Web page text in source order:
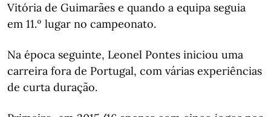
Vitória de Guimarães e quando a equipa seguia
em 11.º lugar no campeonato.
Na época seguinte, Leonel Pontes iniciou uma
carreira fora de Portugal, com várias experiências
de curta duração.